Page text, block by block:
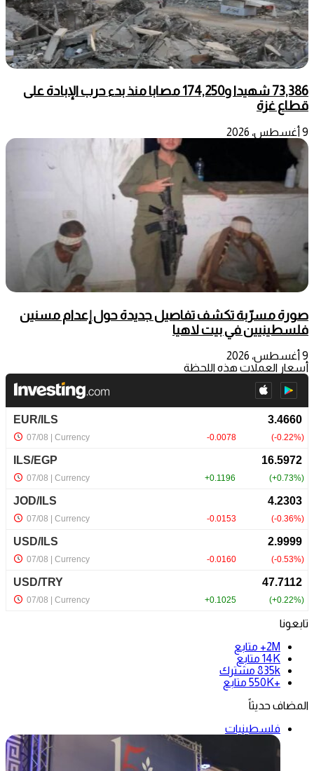
73,386 شهيدا و174,250 مصابا منذ بدء حرب الإبادة على
قطاع غزة
9 أغسطس، 2026
صورة مسرّبة تكشف تفاصيل جديدة حول إعدام مسنين
فلسطينيين في بيت لاهيا
9 أغسطس، 2026
أسعار العملات هذه اللحظة
تابعونا
2M+
متابع
14K متابع
835k مشترك
+550K
متابع
المضاف حديثاً
فلسطينيات